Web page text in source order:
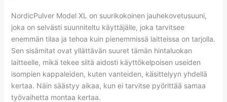
NordicPulver Model XL on suurikokoinen jauhekovetusuuni,
joka on selvästi suunniteltu käyttäjälle, joka tarvitsee
enemmän tilaa ja tehoa kuin pienemmissä laitteissa on tarjolla.
Sen sisämitat ovat yllättävän suuret tämän hintaluokan
laitteelle, mikä tekee siitä aidosti käyttökelpoisen useiden
isompien kappaleiden, kuten vanteiden, käsittelyyn yhdellä
kertaa. Näin säästyy aikaa, kun ei tarvitse pyörittää samaa
työvaihetta montaa kertaa.